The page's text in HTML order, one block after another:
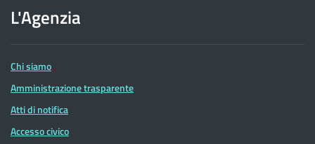
dell'Agenzia
delle
Entrate
L'Agenzia
Chi siamo
Amministrazione trasparente
Atti di notifica
Accesso civico